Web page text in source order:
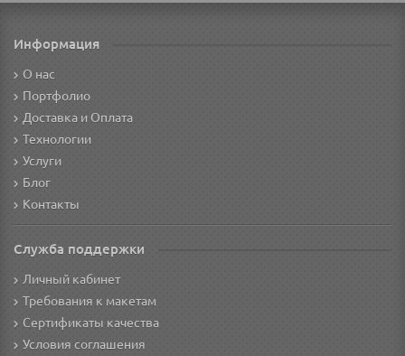
Информация
О нас
Портфолио
Доставка и Оплата
Технологии
Услуги
Блог
Контакты
Служба поддержки
Личный кабинет
Требования к макетам
Сертификаты качества
Условия соглашения